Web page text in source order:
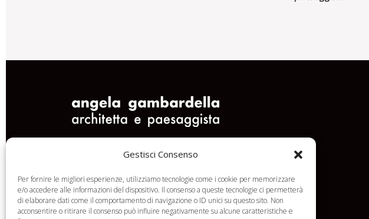
Gestisci Consenso
Per fornire le migliori esperienze, utilizziamo tecnologie come i cookie per memorizzare
e/o accedere alle informazioni del dispositivo. Il consenso a queste tecnologie ci permetterà
di elaborare dati come il comportamento di navigazione o ID unici su questo sito. Non
acconsentire o ritirare il consenso può influire negativamente su alcune caratteristiche e
P.IVA 03707410100